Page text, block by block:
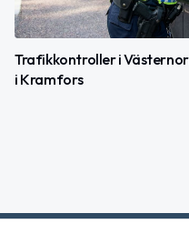
Trafikkontroller i
i Kramfors